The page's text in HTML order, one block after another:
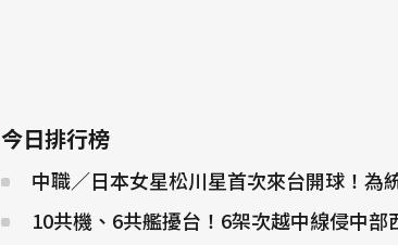
今日排行榜
中職／日本女星松川星首次來台開球！為
10共機、6共艦擾台！6架次越中線侵中部